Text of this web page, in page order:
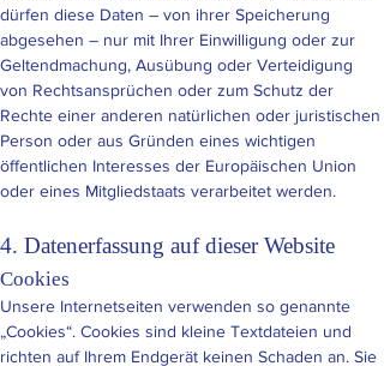
dürfen diese Daten – von ihrer Speicherung
abgesehen – nur mit Ihrer Einwilligung oder zur
Geltendmachung, Ausübung oder Verteidigung
von Rechtsansprüchen oder zum Schutz der
Rechte einer anderen natürlichen oder juristischen
Person oder aus Gründen eines wichtigen
öffentlichen Interesses der Europäischen Union
oder eines Mitgliedstaats verarbeitet werden.
4. Datenerfassung auf dieser Website
Cookies
Unsere Internetseiten verwenden so genannte
„Cookies“. Cookies sind kleine Textdateien und
richten auf Ihrem Endgerät keinen Schaden an. Sie